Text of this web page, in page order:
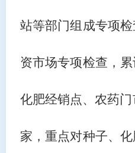
站等部门组成专项
资市场专项检查，累
化肥经销点、农药
家，重点对种子、